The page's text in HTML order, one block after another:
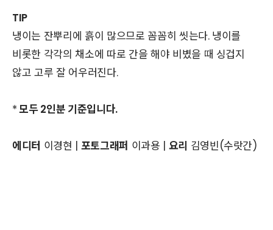
TIP
냉이는 잔뿌리에 흙이 많으므로 꼼꼼히 씻는다. 냉이를
비롯한 각각의 채소에 따로 간을 해야 비볐을 때 싱겁지
않고 고루 잘 어우러진다.
*모두 2인분 기준입니다.
에디터 이경현 | 포토그래퍼 이과용 | 요리 김영빈(수랏간)